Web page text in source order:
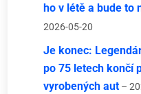
ho v létě a bude to
2026-05-20
Je konec:
po 75 letech končí
vyrobených aut –